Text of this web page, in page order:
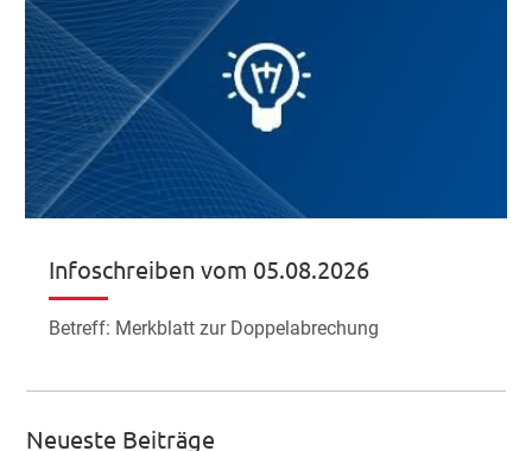
Infoschreiben vom 05.08.2026
Betreff: Merkblatt zur Doppelabrechung
Neueste Beiträge